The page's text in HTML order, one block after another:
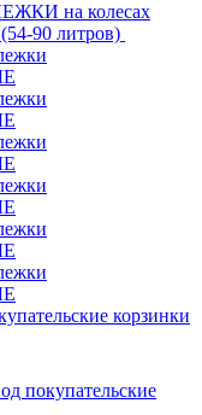
на колесах
90 литров)
корзинки